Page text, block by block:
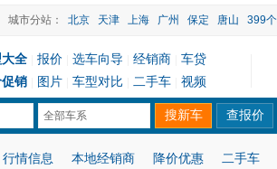
城市分站： 北京 天津 上海 广州 保定 唐山 399
全 报价 选车向导 经销商
车贷
促销
图片 车型对比 二手车 视频
全部车系
行情信息 本地经销商 降价优惠 二手车